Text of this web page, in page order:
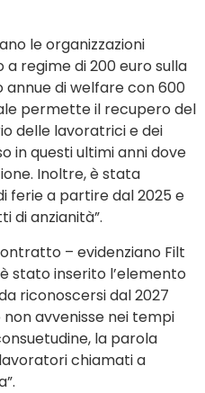
le organizzazioni
regime di 200 euro sulla
di welfare con 600
permette il recupero del
delle lavoratrici e dei
in questi ultimi anni dove
Inoltre, è stata
ferie a partire dal 2025 e
di anzianità”.
– evidenziano Filt
stato inserito l’elemento
riconoscersi dal 2027
avvenisse nei tempi
la parola
chiamati a